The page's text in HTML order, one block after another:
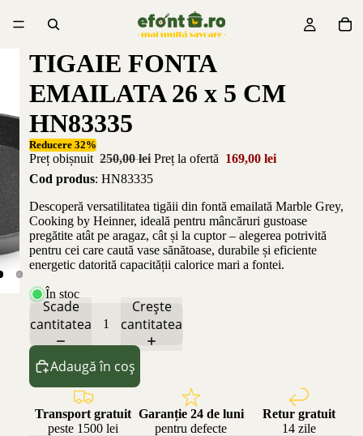
TIGAIE FONTA
EMAILATA 26 x 5 CM
HN83335
Reducere 32%
Preț obișnuit 250,00 lei Preț la ofertă 169,00 lei
Cod produs: HN83335
Descoperă versatilitatea tigăii din fontă emailată Marble Grey,
Cooking by Heinner, ideală pentru mâncăruri gustoase
pregătite atât pe aragaz, cât și la cuptor – alegerea potrivită
pentru cei care caută vase sănătoase, durabile și eficiente
energetic datorită capacității calorice mari a fontei.
În stoc
Scade
cantitatea
Crește
cantitatea
Adaugă în coș
Transport gratuit
peste 1500 lei
Garanție 24 de luni
pentru defecte
Retur gratuit
14 zile